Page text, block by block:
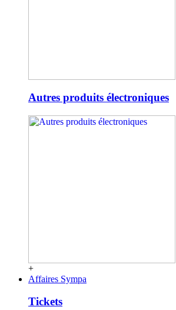
Autres produits électroniques
+
Affaires Sympa
Tickets